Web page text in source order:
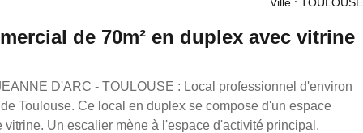
de 70m² en duplex avec vitrine
Toulouse. Ce local en duplex se compose d'un espace
Un escalier mène à l'espace d'activité principal,